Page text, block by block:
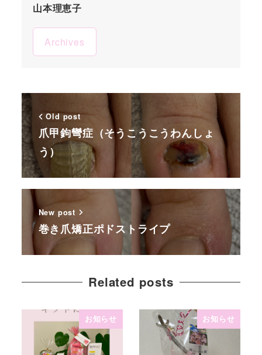
山本理恵子
Archives
Old post
爪甲鉤彎症（そうこうこうわんしょ
う）
New post
巻き爪矯正ポドストライプ
Related posts
お知らせ お知らせ